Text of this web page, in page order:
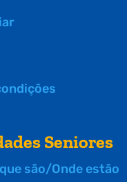
Seniores
são/Onde estão